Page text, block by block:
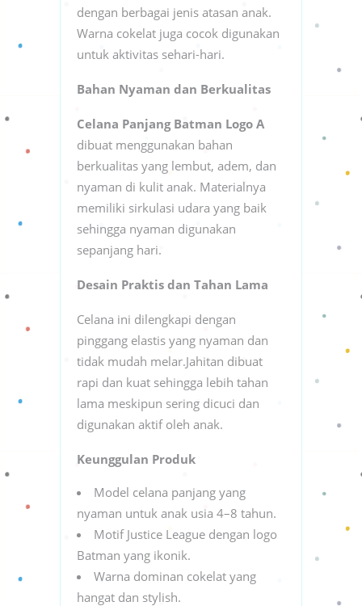
dengan berbagai jenis atasan anak.
Warna cokelat juga cocok digunakan
untuk aktivitas sehari-hari.
Bahan Nyaman dan Berkualitas
Celana Panjang Batman Logo A
dibuat menggunakan bahan
berkualitas yang lembut, adem, dan
nyaman di kulit anak. Materialnya
memiliki sirkulasi udara yang baik
sehingga nyaman digunakan
sepanjang hari.
Desain Praktis dan Tahan Lama
Celana ini dilengkapi dengan
pinggang elastis yang nyaman dan
tidak mudah melar.Jahitan dibuat
rapi dan kuat sehingga lebih tahan
lama meskipun sering dicuci dan
digunakan aktif oleh anak.
Keunggulan Produk
Model celana panjang yang
nyaman untuk anak usia 4–8 tahun.
Motif Justice League dengan logo
Batman yang ikonik.
Warna dominan cokelat yang
hangat dan stylish.